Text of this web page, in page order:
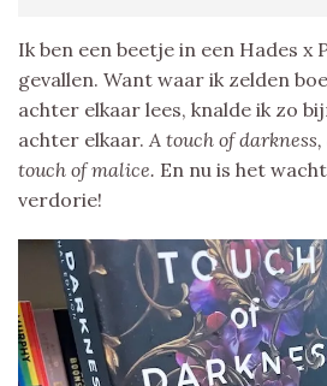
Ik ben een beetje in een Hades x
gevallen. Want waar ik zelden
achter elkaar lees, knalde ik zo
achter elkaar. A touch of
touch of malice. En nu is het
verdorie!